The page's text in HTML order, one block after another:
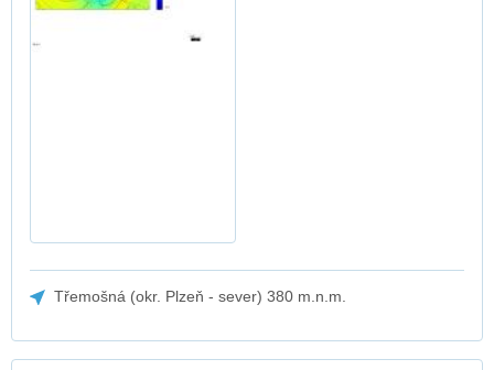
Třemošná (okr. Plzeň - sever) 380 m.n.m.